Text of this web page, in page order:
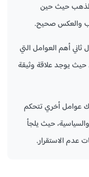
حيث حين
والعكس صحيح.
ثاني أهم العوامل التي
حيث يوجد علاقة وثيقة
عوامل أخري تتحكم
حيث يلجأ
عدم الاستقرار.